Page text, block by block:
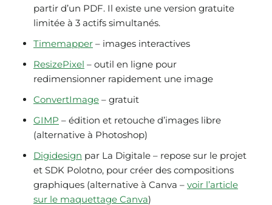
partir d’un PDF. Il existe une version gratuite
limitée à 3 actifs simultanés.
Timemapper – images interactives
ResizePixel – outil en ligne pour
redimensionner rapidement une image
ConvertImage – gratuit
GIMP – édition et retouche d’images libre
(alternative à Photoshop)
Digidesign par La Digitale – repose sur le projet
et SDK Polotno, pour créer des compositions
graphiques (alternative à Canva – voir l’article
sur le maquettage Canva)